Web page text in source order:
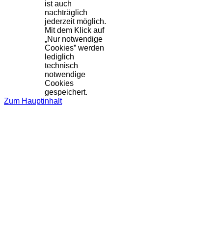
ist auch
nachträglich
jederzeit möglich.
Mit dem Klick auf
„Nur notwendige
Cookies” werden
lediglich
technisch
notwendige
Cookies
gespeichert.
Zum Hauptinhalt